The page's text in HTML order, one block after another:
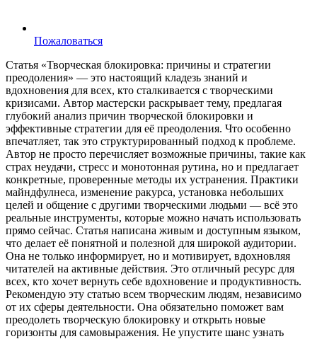
Пожаловаться
Статья «Творческая блокировка: причины и стратегии
преодоления» — это настоящий кладезь знаний и
вдохновения для всех, кто сталкивается с творческими
кризисами. Автор мастерски раскрывает тему, предлагая
глубокий анализ причин творческой блокировки и
эффективные стратегии для её преодоления. Что особенно
впечатляет, так это структурированный подход к проблеме.
Автор не просто перечисляет возможные причины, такие как
страх неудачи, стресс и монотонная рутина, но и предлагает
конкретные, проверенные методы их устранения. Практики
майндфулнеса, изменение ракурса, установка небольших
целей и общение с другими творческими людьми — всё это
реальные инструменты, которые можно начать использовать
прямо сейчас. Статья написана живым и доступным языком,
что делает её понятной и полезной для широкой аудитории.
Она не только информирует, но и мотивирует, вдохновляя
читателей на активные действия. Это отличный ресурс для
всех, кто хочет вернуть себе вдохновение и продуктивность.
Рекомендую эту статью всем творческим людям, независимо
от их сферы деятельности. Она обязательно поможет вам
преодолеть творческую блокировку и открыть новые
горизонты для самовыражения. Не упустите шанс узнать